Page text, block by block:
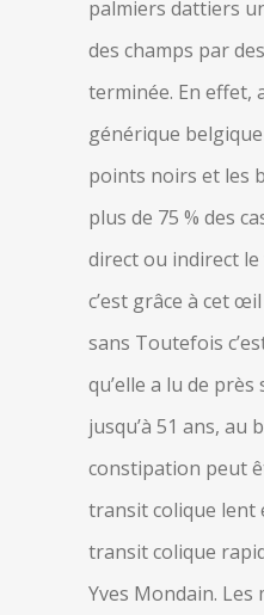
palmiers dattiers
des champs par
terminée. En effet,
générique
points noirs et les
plus de 75 % des
direct ou indirect
c’est grâce à cet
sans Toutefois
qu’elle a lu de
jusqu’à 51 ans, au
constipation peut
transit colique lent
transit colique
Yves Mondain. Les